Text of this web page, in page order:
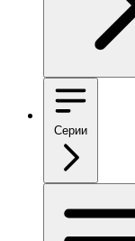
Серии